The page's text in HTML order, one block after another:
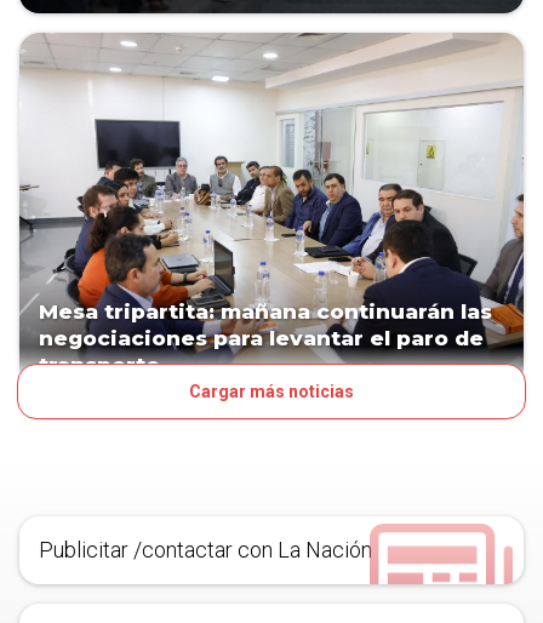
Mesa tripartita: mañana continuarán las
negociaciones para levantar el paro de
transporte
Cargar más noticias
Publicitar /contactar con La Nación